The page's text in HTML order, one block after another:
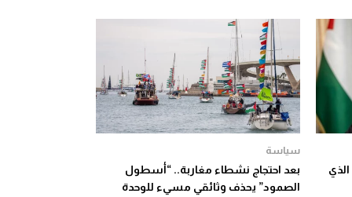
سياسة
بعد احتجاج نشطاء مغاربة.. “أسطول
الصمود” يحذف وثائقي مسيء للوحدة